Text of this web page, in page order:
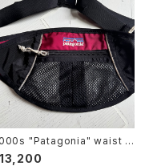
"Patagonia" waist p